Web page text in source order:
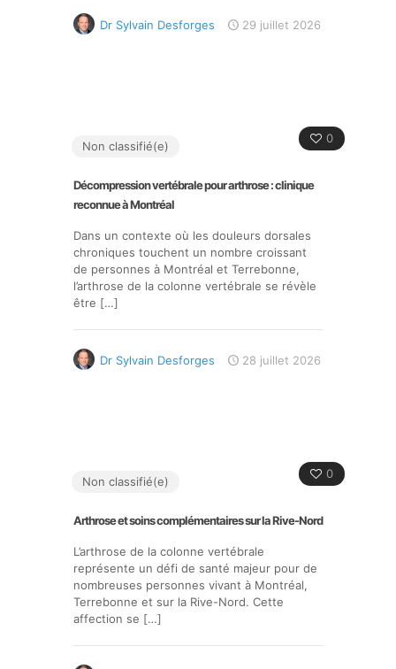
Dr Sylvain Desforges 29 juillet 2026
0
Non classifié(e)
Décompression vertébrale pour arthrose : clinique
reconnue à Montréal
Dans un contexte où les douleurs dorsales
chroniques touchent un nombre croissant
de personnes à Montréal et Terrebonne,
l’arthrose de la colonne vertébrale se révèle
être […]
Dr Sylvain Desforges 28 juillet 2026
0
Non classifié(e)
Arthrose et soins complémentaires sur la Rive-Nord
L’arthrose de la colonne vertébrale
représente un défi de santé majeur pour de
nombreuses personnes vivant à Montréal,
Terrebonne et sur la Rive-Nord. Cette
affection se […]